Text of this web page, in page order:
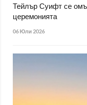
Тейлър Суифт се
церемонията
06 Юли 2026